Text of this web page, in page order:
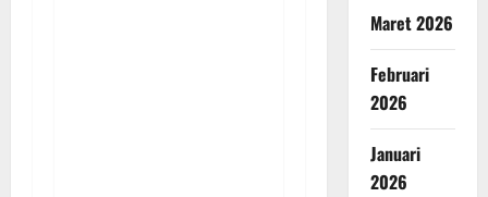
Maret 2026
Februari
2026
Januari
2026